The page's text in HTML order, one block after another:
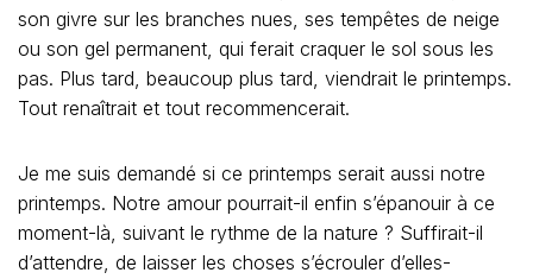
son givre sur les branches nues, ses tempêtes de neige
ou son gel permanent, qui ferait craquer le sol sous les
pas. Plus tard, beaucoup plus tard, viendrait le printemps.
Tout renaîtrait et tout recommencerait.
Je me suis demandé si ce printemps serait aussi notre
printemps. Notre amour pourrait-il enfin s’épanouir à ce
moment-là, suivant le rythme de la nature ? Suffirait-il
d’attendre, de laisser les choses s’écrouler d’elles-